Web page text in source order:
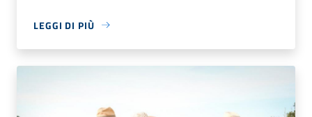
LEGGI DI PIÙ